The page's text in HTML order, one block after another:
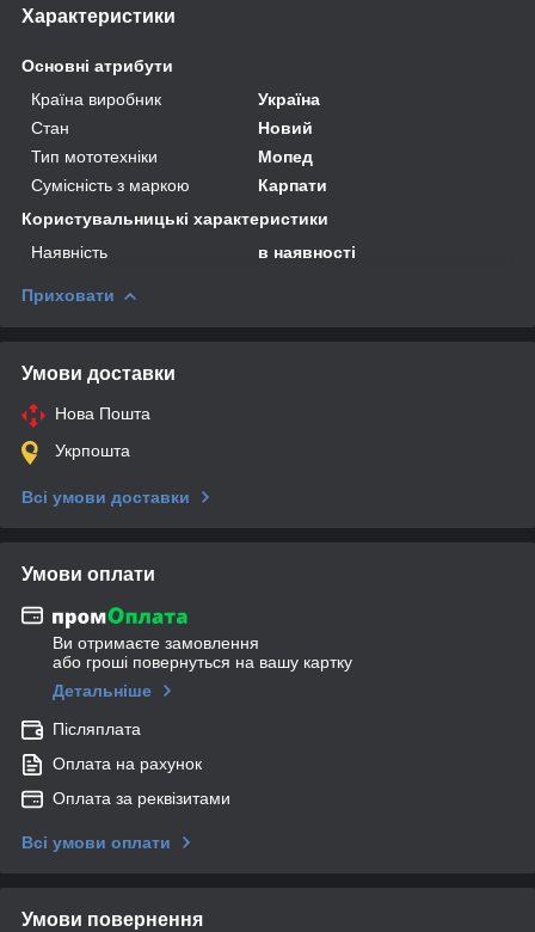
Характеристики
Основні атрибути
Країна виробник
Україна
Стан
Новий
Тип мототехніки
Мопед
Сумісність з маркою
Карпати
Користувальницькі характеристики
Наявність
в наявності
Приховати
Умови доставки
Нова Пошта
Укрпошта
Всі умови доставки
Умови оплати
Ви отримаєте замовлення
або гроші повернуться на вашу картку
Детальніше
Післяплата
Оплата на рахунок
Оплата за реквізитами
Всі умови оплати
Умови повернення